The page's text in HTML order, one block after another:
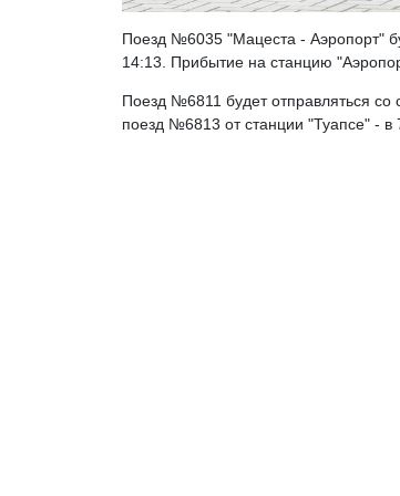
Поезд №6035 "Мацеста - Аэропорт"
14:13. Прибытие на станцию
Поезд №6811 будет отправляться
поезд №6813 от станции "Туапсе" - в